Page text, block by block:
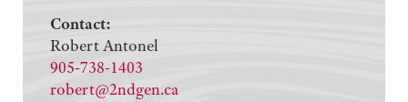
Contact:
Robert Antonel
905-738-1403
robert@2ndgen.ca